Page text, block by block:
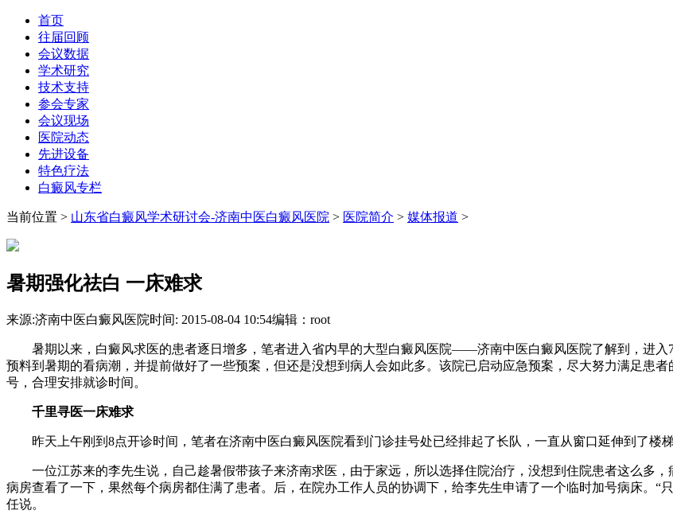
首页
往届回顾
会议数据
学术研究
技术支持
参会专家
会议现场
医院动态
先进设备
特色疗法
白癜风专栏
当前位置 > 山东省白癜风学术研讨会-济南中医白癜风医院 > 医院简介 > 媒体报道 >
暑期强化祛白 一床难求
来源:济南中医白癜风医院时间: 2015-08-04 10:54编辑：root
暑期以来，白癜风求医的患者逐日增多，笔者进入省内早的大型白癜风医院——济南中医白癜风医院了解到，进入
预料到暑期的看病潮，并提前做好了一些预案，但还是没想到病人会如此多。该院已启动应急预案，尽大努力满足患
号，合理安排就诊时间。
千里寻医一床难求
昨天上午刚到8点开诊时间，笔者在济南中医白癜风医院看到门诊挂号处已经排起了长队，一直从窗口延伸到了楼梯
一位江苏来的李先生说，自己趁暑假带孩子来济南求医，由于家远，所以选择住院治疗，没想到住院患者这么多，
病房查看了一下，果然每个病房都住满了患者。后，在院办工作人员的协调下，给李先生申请了一个临时加号病床。“
任说。